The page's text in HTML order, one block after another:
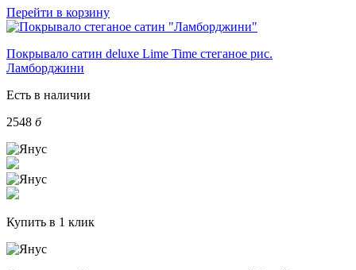
Перейти в корзину
Покрывало сатин deluxe Lime Time стеганое рис.
Ламборджини
Есть в наличии
2548 б
Купить в 1 клик